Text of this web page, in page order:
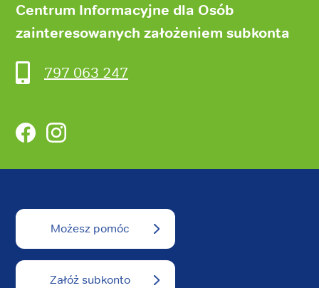
Centrum Informacyjne dla Osób
zainteresowanych założeniem subkonta
797 063 247
FacebookInstagram
Możesz pomóc
Załóż subkonto